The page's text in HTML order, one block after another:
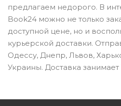
предлагаем недорого. В
Book24 можно не только
доступной цене, но и
курьерской доставки.
Одессу, Днепр, Львов,
Украины. Доставка занимает